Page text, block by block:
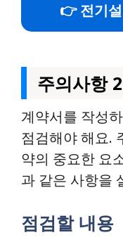
👉 전기
주의사항
계약서를 작성
점검해야 해요.
약의 중요한 요
과 같은 사항을
점검할 내용